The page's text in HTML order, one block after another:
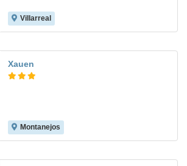
Villarreal
Xauen
Montanejos